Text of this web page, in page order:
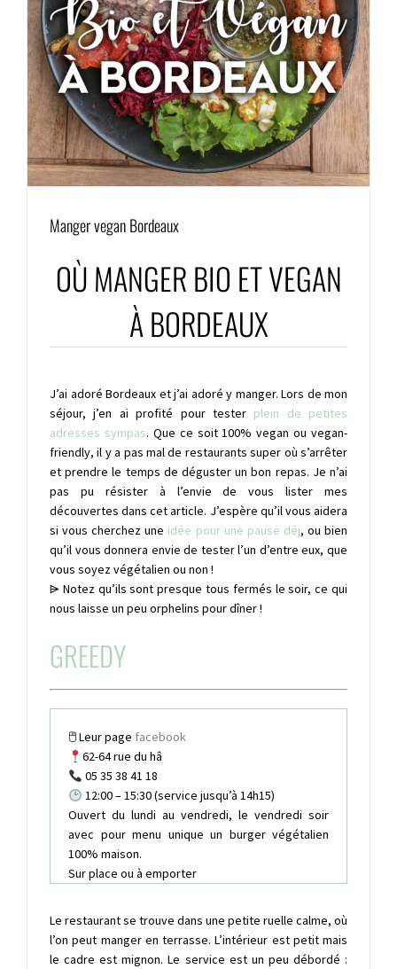
Manger vegan Bordeaux
OÙ MANGER BIO ET VEGAN
À BORDEAUX
J’ai adoré Bordeaux et j’ai adoré y manger. Lors de mon
séjour, j’en ai profité pour tester plein de petites
adresses sympas. Que ce soit 100% vegan ou vegan-
friendly, il y a pas mal de restaurants super où s’arrêter
et prendre le temps de déguster un bon repas. Je n’ai
pas pu résister à l’envie de vous lister mes
découvertes dans cet article. J’espère qu’il vous aidera
si vous cherchez une idée pour une pause déj, ou bien
qu’il vous donnera envie de tester l’un d’entre eux, que
vous soyez végétalien ou non !
⩥ Notez qu’ils sont presque tous fermés le soir, ce qui
nous laisse un peu orphelins pour dîner !
GREEDY
🖱 Leur page facebook
62-64 rue du hâ
05 35 38 41 18
12:00 – 15:30 (service jusqu’à 14h15)
Ouvert du lundi au vendredi, le vendredi soir
avec pour menu unique un burger végétalien
100% maison.
Sur place ou à emporter
Le restaurant se trouve dans une petite ruelle calme, où
l’on peut manger en terrasse. L’intérieur est petit mais
le cadre est mignon. Le service est un peu débordé :